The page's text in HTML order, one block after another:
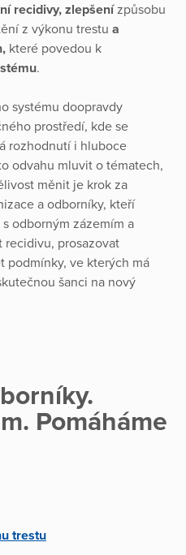
recidivy, zlepšenízpůsobu
z výkonu trestu a
které povedou k
.
systému doopravdy
prostředí, kde se
rozhodnutí i hluboce
odvahu mluvit o tématech,
měnit je krok za
a odborníky, kteří
odborným zázemím a
recidivu, prosazovat
podmínky, ve kterých má
šanci na nový
Pomáháme
trestu